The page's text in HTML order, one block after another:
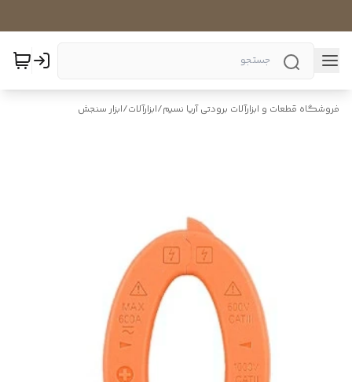
فروشگاه قطعات و ابزارآلات برودتی آریا نسیم/ابزارآلات/ابزار سنجش